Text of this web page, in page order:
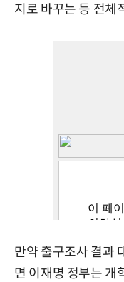
지로 바꾸는 등 전체
만약 출구조사 결과
면 이재명 정부는 개